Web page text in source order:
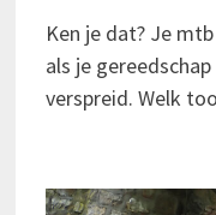
Ken je dat? Je
als je
verspreid. Welk